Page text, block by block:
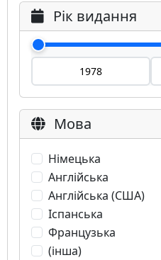
Рік видання
Мова
Німецька
Англійська
Англійська (США)
Іспанська
Французька
(інша)